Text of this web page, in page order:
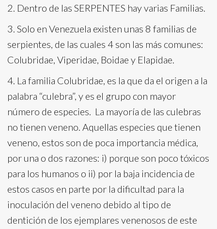
2. Dentro de las SERPENTES hay varias Familias.
3. Solo en Venezuela existen unas 8 familias de
serpientes, de las cuales 4 son las más comunes:
Colubridae, Viperidae, Boidae y Elapidae.
4. La familia Colubridae, es la que da el origen a la
palabra “culebra”, y es el grupo con mayor
número de especies. La mayoría de las culebras
no tienen veneno. Aquellas especies que tienen
veneno, estos son de poca importancia médica,
por una o dos razones: i) porque son poco tóxicos
para los humanos o ii) por la baja incidencia de
estos casos en parte por la dificultad para la
inoculación del veneno debido al tipo de
dentición de los ejemplares venenosos de este